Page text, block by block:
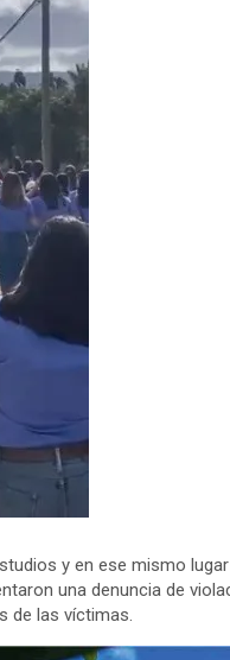
y en ese mismo
una denuncia de
de las víctimas.